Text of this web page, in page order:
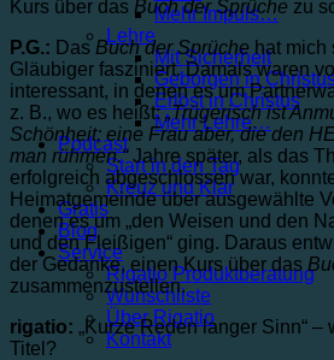
Mehr Impuls…
Lehre
Mit Sicherheit
Geborgen in
Erlöst in Christus
Mehr Lehre…
Podcast
Start in den Tag
Kreuz und Klar
Gratis
Blog
Service
Rigatio Produktberatung
Wunschliste
Über Rigatio
Kontakt
Kurs über das Buch der Sprüche zu
P.G.: Das Buch der Sprüche hat
Gläubiger fasziniert. Damals waren
interessant, in denen es um
z. B., wo es heißt:„Trügerisch ist
Schönheit; eine Frau aber, die den
man rühmen.“Jahre später, als das
erfolgreich abgeschlossen war,
Heimatgemeinde über ausgewählte
denen es um „den Weisen und den
und den Fleißigen“ ging. Daraus
der Gedanke, einen Kurs über das
zusammenzustellen.
rigatio: „Kurze Reden langer Sinn“ –
Titel?